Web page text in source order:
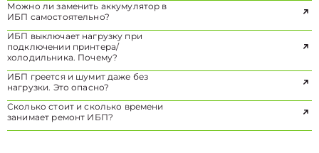
Можно ли заменить аккумулятор в
ИБП самостоятельно?
ИБП выключает нагрузку при
подключении принтера/
холодильника. Почему?
ИБП греется и шумит даже без
нагрузки. Это опасно?
Сколько стоит и сколько времени
занимает ремонт ИБП?